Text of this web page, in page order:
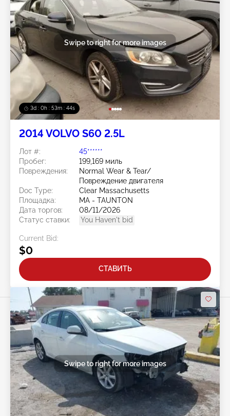
3d : 0h : 53m : 41s
Swipe to right for more images
2014 VOLVO S60 2.5L
Лот #:
45******
Пробег:
199,169 миль
Повреждения:
Normal Wear & Tear/
Повреждение двигателя
Doc Type:
Clear Massachusetts
Площадка:
MA - TAUNTON
Дата торгов:
08/11/2026
Статус ставки:
You Haven't bid
Current Bid:
$0
СТАВИТЬ
Swipe to right for more images